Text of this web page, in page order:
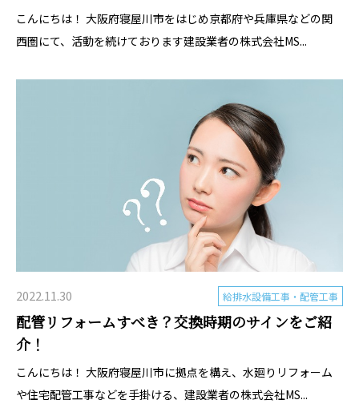
こんにちは！ 大阪府寝屋川市をはじめ京都府や兵庫県などの関
西圏にて、活動を続けております建設業者の株式会社MS...
2022.11.30 給排水設備工事・配管工事
配管リフォームすべき？交換時期のサインをご紹
介！
こんにちは！ 大阪府寝屋川市に拠点を構え、水廻りリフォーム
や住宅配管工事などを手掛ける、建設業者の株式会社MS...